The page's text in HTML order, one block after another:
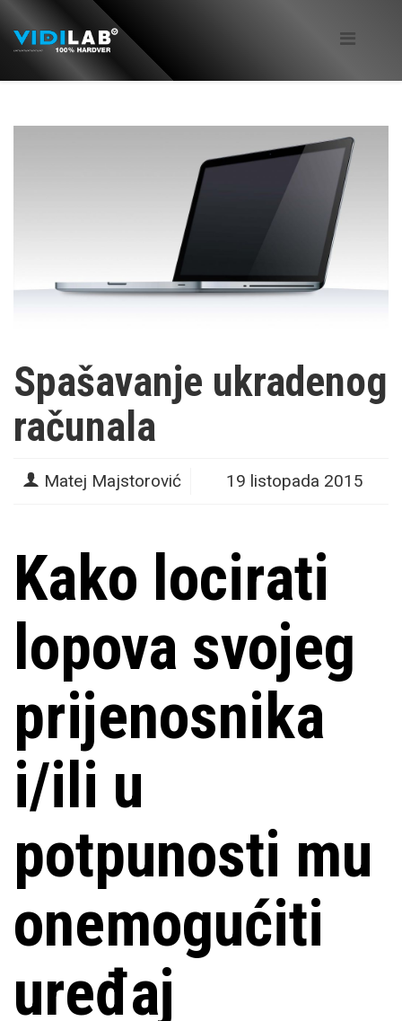
Spašavanje ukradenog
računala
Matej Majstorović 19 listopada 2015
Kako locirati
lopova svojeg
prijenosnika
i/ili u
potpunosti mu
onemogućiti
uređaj